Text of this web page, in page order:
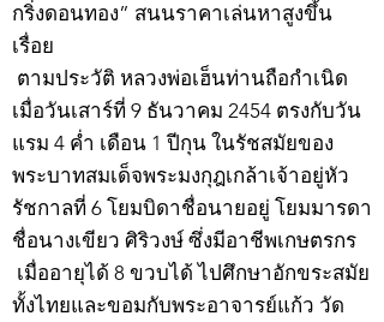
กริ่งดอนทอง” สนนราคาเล่นหาสูงขึ้น
เรื่อย
ตามประวัติ หลวงพ่อเฮ็นท่านถือกำเนิด
เมื่อวันเสาร์ที่ 9 ธันวาคม 2454 ตรงกับวัน
แรม 4 ค่ำ เดือน 1 ปีกุน ในรัชสมัยของ
พระบาทสมเด็จพระมงกุฎเกล้าเจ้าอยู่หัว
รัชกาลที่ 6 โยมบิดาชื่อนายอยู่ โยมมารดา
ชื่อนางเขียว ศิริวงษ์ ซึ่งมีอาชีพเกษตรกร
เมื่ออายุได้ 8 ขวบได้ ไปศึกษาอักขระสมัย
ทั้งไทยและขอมกับพระอาจารย์แก้ว วัด